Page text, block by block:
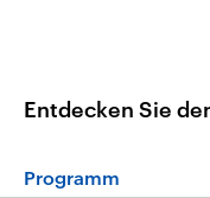
Entdecken Sie
Programm